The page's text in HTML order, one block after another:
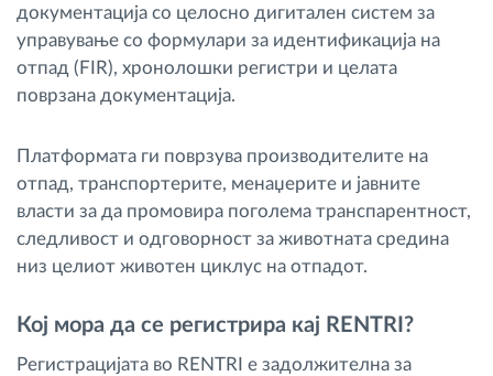
документација со целосно дигитален систем за
управување со формулари за идентификација на
отпад (FIR), хронолошки регистри и целата
поврзана документација.
Платформата ги поврзува производителите на
отпад, транспортерите, менаџерите и јавните
власти за да промовира поголема транспарентност,
следливост и одговорност за животната средина
низ целиот животен циклус на отпадот.
Кој мора да се регистрира кај RENTRI?
Регистрацијата во RENTRI е задолжителна за